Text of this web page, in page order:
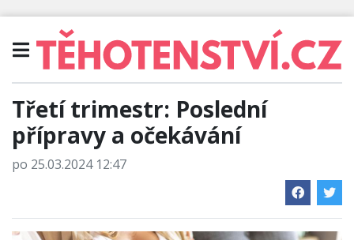
Třetí trimestr: Poslední
přípravy a očekávání
po 25.03.2024 12:47